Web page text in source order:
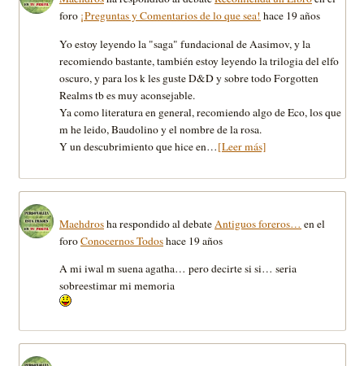
foro ¡Preguntas y Comentarios de lo que sea! hace 19 años
Yo estoy leyendo la "saga" fundacional de Aasimov, y la
recomiendo bastante, también estoy leyendo la trilogia del elfo
oscuro, y para los k les guste D&D y sobre todo Forgotten
Realms tb es muy aconsejable.
Ya como literatura en general, recomiendo algo de Eco, los que
m he leido, Baudolino y el nombre de la rosa.
Y un descubrimiento que hice en…[Leer más]
Maehdrosha respondido al debateAntiguos foreros… en el
foroConocernos Todoshace 19 años
A mi iwal m suena agatha… pero decirte si si… seria
sobreestimar mi memoria